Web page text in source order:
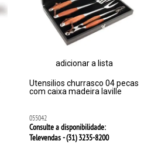
adicionar a lista
Utensilios churrasco 04 pecas
com caixa madeira laville
055042
Consulte a disponibilidade:
Televendas - (31)3235-8200